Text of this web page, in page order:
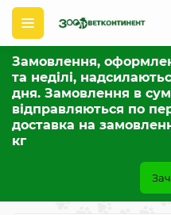
Замовлення,
та неділі,
дня. Замовлення в
відправляються по
доставка на
кг